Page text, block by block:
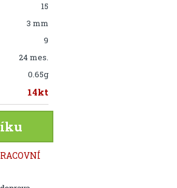
15
3 mm
9
24 mes.
0.65g
14kt